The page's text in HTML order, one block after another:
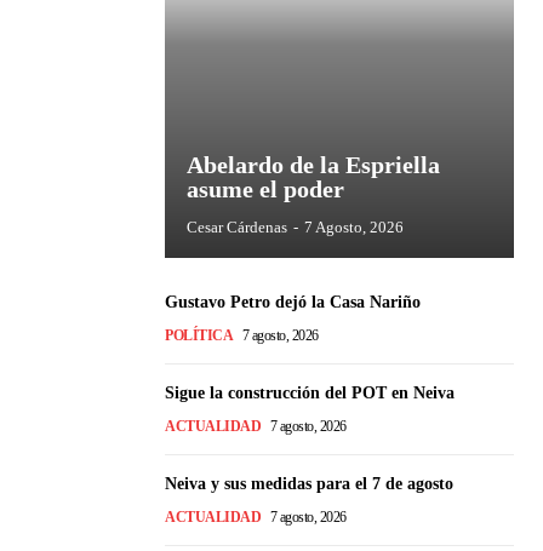
Abelardo de la Espriella
asume el poder
Cesar Cárdenas - 7 Agosto, 2026
Gustavo Petro dejó la Casa Nariño
POLÍTICA 7 agosto, 2026
Sigue la construcción del POT en Neiva
ACTUALIDAD 7 agosto, 2026
Neiva y sus medidas para el 7 de agosto
ACTUALIDAD 7 agosto, 2026